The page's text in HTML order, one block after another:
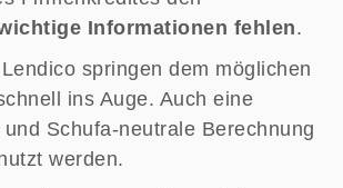
Informationen fehlen.
springen dem möglichen
ins Auge. Auch eine
Schufa-neutrale Berechnung
werden.